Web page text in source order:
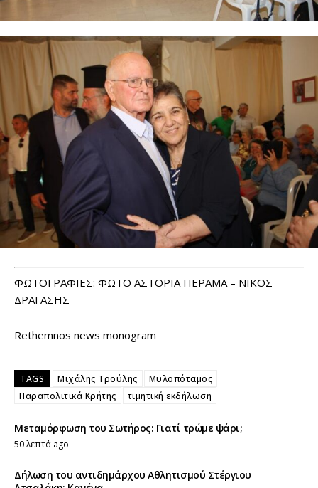
ΦΩΤΟΓΡΑΦΙΕΣ: ΦΩΤΟ ΑΣΤΟΡΙΑ ΠΕΡΑΜΑ – ΝΙΚΟΣ
ΔΡΑΓΑΣΗΣ
Rethemnos news monogram
TAGS Μιχάλης Τρούλης
Μυλοπόταμος
Παραπολιτικά Κρήτης
τιμητική εκδήλωση
Μεταμόρφωση του Σωτήρος: Γιατί τρώμε ψάρι;
50 λεπτά ago
Δήλωση του αντιδημάρχου Αθλητισμού Στέργιου